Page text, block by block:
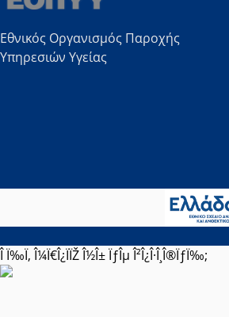
Εθνικός Οργανισμός Παροχής
Υπηρεσιών Υγείας
Î Ï‰Ï‚ Î¼Ï€Î¿ÏÏŽ Î½Î± ÏƒÎµ Î²Î¿Î·Î¸Î®ÏƒÏ‰;